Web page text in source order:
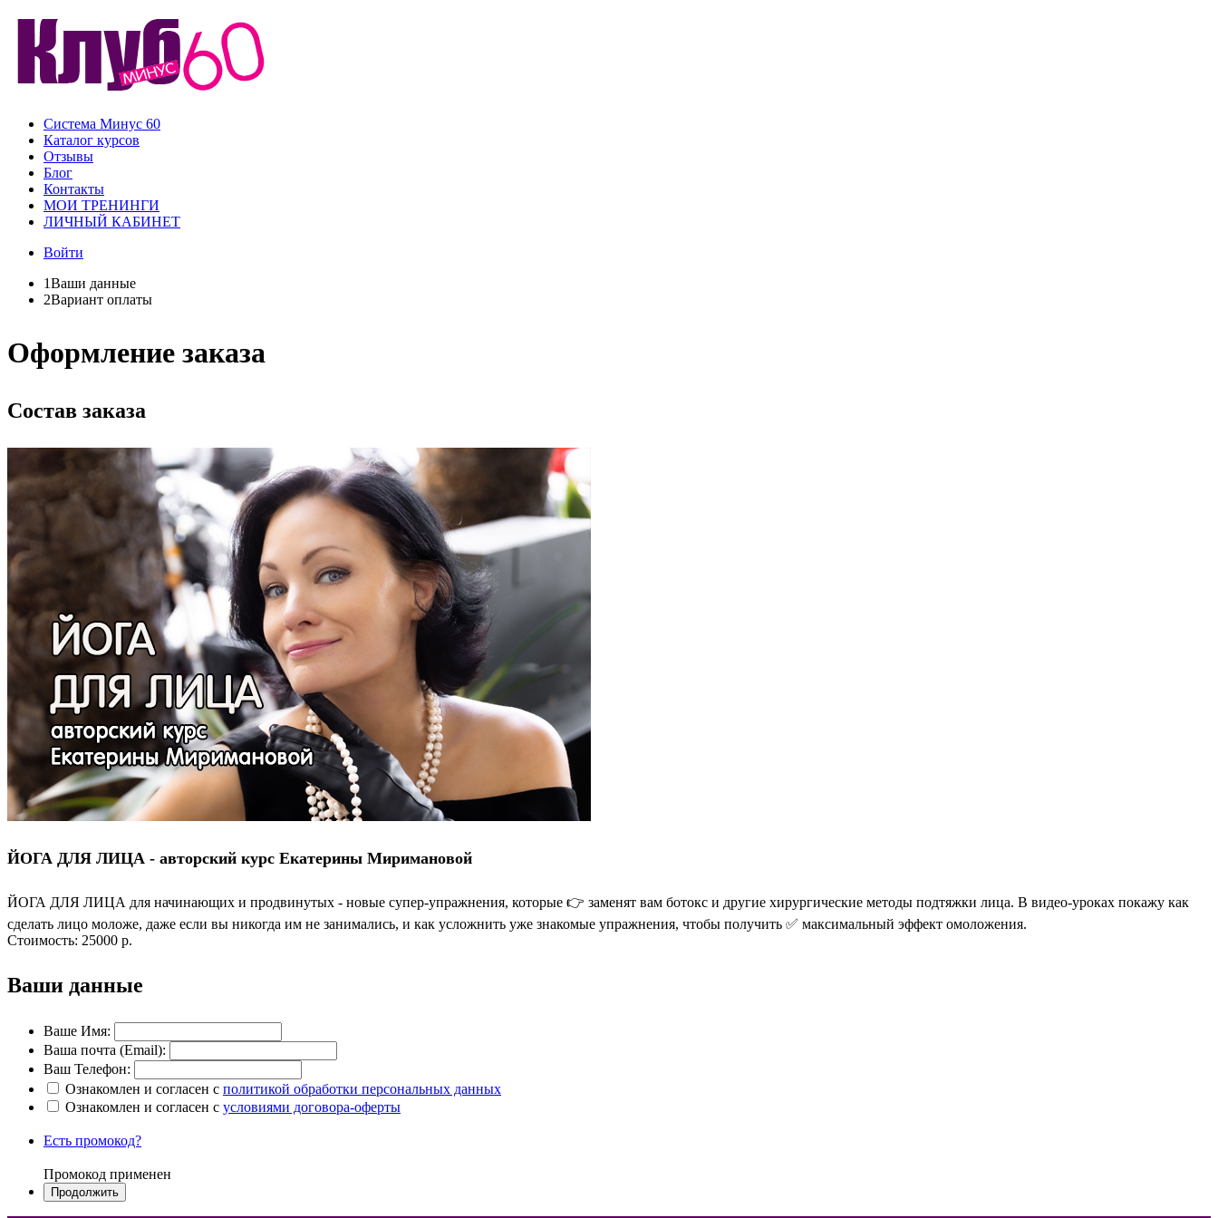
Система Минус 60
Каталог курсов
Отзывы
Блог
Контакты
МОИ ТРЕНИНГИ
ЛИЧНЫЙ КАБИНЕТ
Войти
1Ваши данные
2Вариант оплаты
Оформление заказа
Состав заказа
ЙОГА ДЛЯ ЛИЦА - авторский курс Екатерины Миримановой
ЙОГА ДЛЯ ЛИЦА для начинающих и продвинутых - новые супер-упражнения, которые 👉 заменят вам ботокс и другие хирургические методы подтяжки лица. В видео-уроках покажу как
сделать лицо моложе, даже если вы никогда им не занимались, и как усложнить уже знакомые упражнения, чтобы получить ✅ максимальный эффект омоложения.
Стоимость: 25000 р.
Ваши данные
Ваше Имя:
Ваша почта (Email):
Ваш Телефон:
Ознакомлен и согласен с политикой обработки персональных данных
Ознакомлен и согласен с условиями договора-оферты
Есть промокод?
Промокод применен